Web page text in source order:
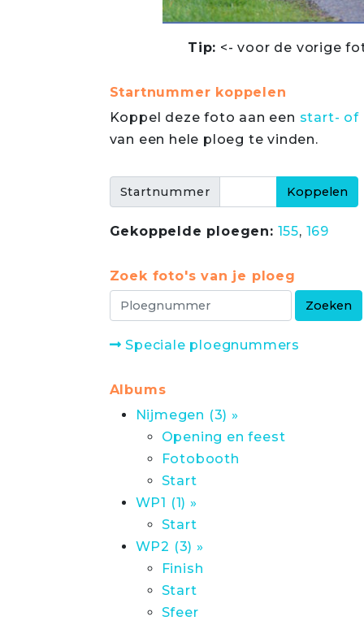
Tip: <- voor de vorige
Startnummer koppelen
Koppel deze foto aan een start- of
van een hele ploeg te vinden.
Startnummer
Gekoppelde ploegen: 155, 169
Zoek foto's van je ploeg
Speciale ploegnummers
Albums
Nijmegen (3) »
Opening en feest
Fotobooth
Start
WP1 (1) »
Start
WP2 (3) »
Finish
Start
Sfeer